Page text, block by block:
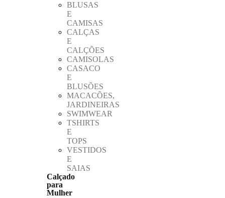
BLUSAS
E
CAMISAS
CALÇAS
E
CALÇÕES
CAMISOLAS
CASACO
E
BLUSÕES
MACACÕES,
JARDINEIRAS
SWIMWEAR
TSHIRTS
E
TOPS
VESTIDOS
E
SAIAS
Calçado
para
Mulher